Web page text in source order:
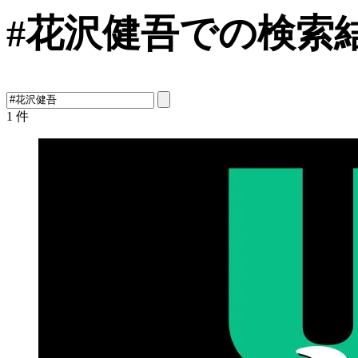
#花沢健吾での検索
1 件